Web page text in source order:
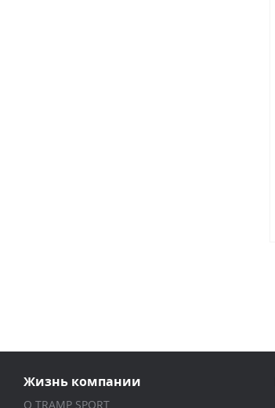
Жизнь компании
О TRAMP SPORT